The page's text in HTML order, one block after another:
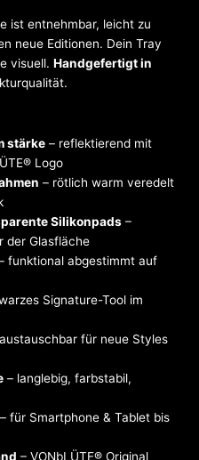
ist entnehmbar, leicht zu
neue Editionen. Dein Tray
visuell.Handgefertigt in
stärke – reflektierend mit
Logo
– rötlich warm veredelt
Silikonpads –
der Glasfläche
funktional abgestimmt auf
Signature-Tool im
für neue Styles
– langlebig, farbstabil,
– für Smartphone & Tablet bis
– VONbLÜTE® Original